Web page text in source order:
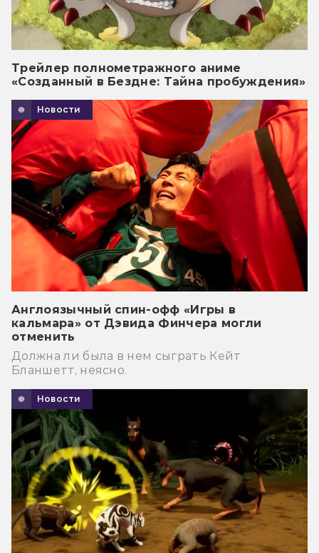
Трейлер полнометражного аниме
«Созданный в Бездне: Тайна пробуждения»
Новости
Англоязычный спин-офф «Игры в
кальмара» от Дэвида Финчера могли
отменить
Должна ли была в нем сыграть Кейт
Бланшетт, неясно.
Новости